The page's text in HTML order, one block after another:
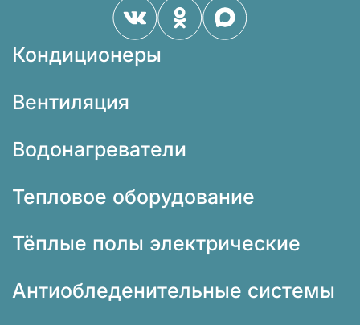
Кондиционеры
Вентиляция
Водонагреватели
Тепловое оборудование
Тёплые полы электрические
Антиобледенительные системы